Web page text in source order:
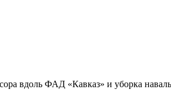
вдоль ФАД «Кавказ» и уборка